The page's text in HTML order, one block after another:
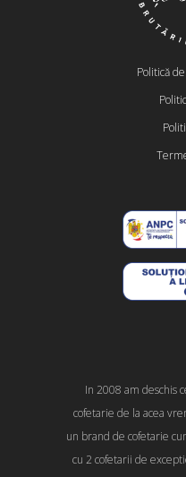
Politică
In 2008 am deschis
cofetarie de la acea
un brand de cofetarie
cu 2 cofetarii de